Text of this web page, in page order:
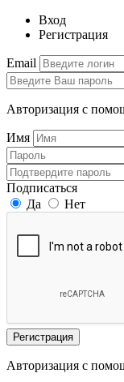
Вход
Регистрация
Email
Авторизация с
Имя
Подписаться
Да
Нет
Регистрация
Авторизация с